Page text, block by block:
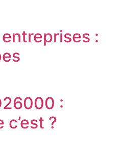
:
:
c’est ?